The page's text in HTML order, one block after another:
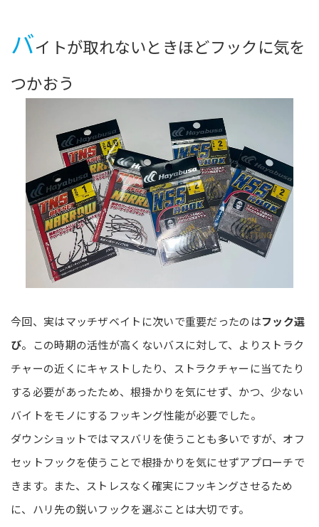
バイトが取れないときほどフックに気を
つかおう
今回、実はマッチザベイトに次いで重要だったのはフック選
び。この時期の活性が高くないバスに対して、よりストラク
チャーの近くにキャストしたり、ストラクチャーに当てたり
する必要があったため、根掛かりを気にせず、かつ、少ない
バイトをモノにするフッキング性能が必要でした。
ダウンショットではマスバリを使うことも多いですが、オフ
セットフックを使うことで根掛かりを気にせずアプローチで
きます。また、ストレスなく確実にフッキングさせるため
に、ハリ先の鋭いフックを選ぶことは大切です。